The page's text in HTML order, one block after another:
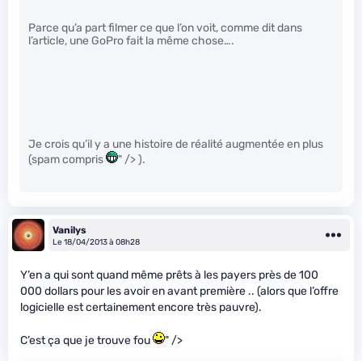
Parce qu’a part filmer ce que l’on voit, comme dit dans
l’article, une GoPro fait la même chose….
Je crois qu’il y a une histoire de réalité augmentée en plus
(spam compris
" /> ).
Vanilys
Le 18/04/2013 à 08h28
Y’en a qui sont quand même prêts à les payers près de 100
000 dollars pour les avoir en avant première .. (alors que l’offre
logicielle est certainement encore très pauvre).
C’est ça que je trouve fou " />